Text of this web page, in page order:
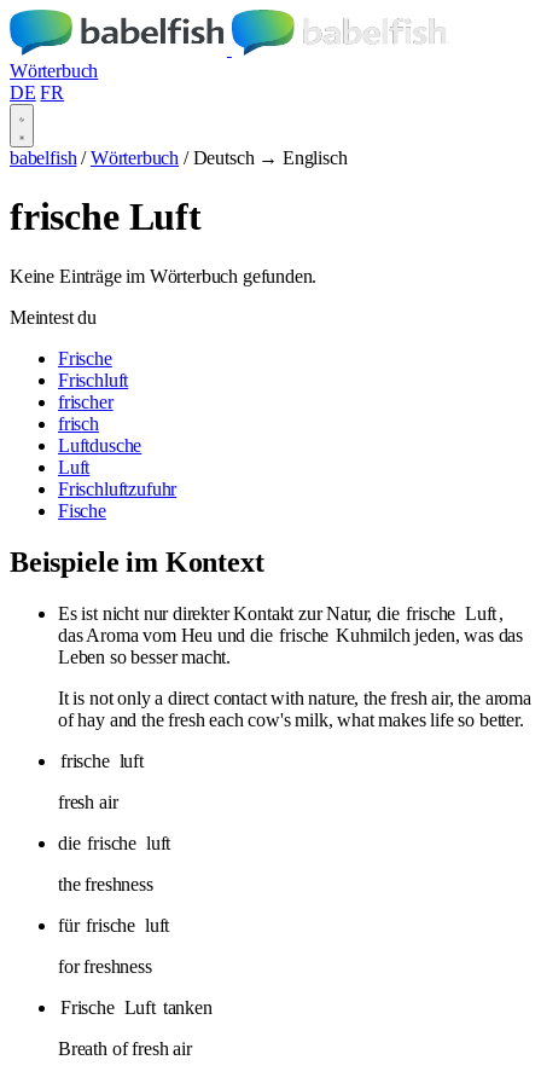
Wörterbuch
DE FR
babelfish / Wörterbuch / Deutsch → Englisch
frische Luft
Keine Einträge im Wörterbuch gefunden.
Meintest du
Frische
Frischluft
frischer
frisch
Luftdusche
Luft
Frischluftzufuhr
Fische
Beispiele im Kontext
Es ist nicht nur direkter Kontakt zur Natur, die frische Luft,
das Aroma vom Heu und die frische Kuhmilch jeden, was das
Leben so besser macht.
It is not only a direct contact with nature, the fresh air, the aroma
of hay and the fresh each cow's milk, what makes life so better.
frische luft
fresh air
die frische luft
the freshness
für frische luft
for freshness
Frische Luft tanken
Breath of fresh air